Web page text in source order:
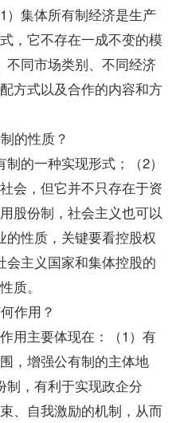
）集体所有制经济是生产
，它不存在一成不变的模
不同市场类别、不同经济
方式以及合作的内容和方
的性质？
的一种实现形式；（2）
会，但它并不只存在于资
股份制，社会主义也可以
的性质，关键要看控股权
会主义国家和集体控股的
质。
作用？
主要体现在：（1）有
，增强公有制的主体地
制，有利于实现政企分
、自我激励的机制，从而